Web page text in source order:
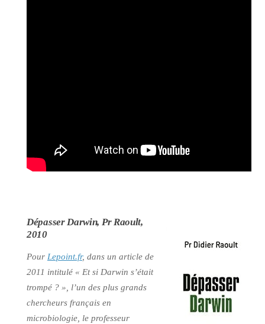
Dépasser Darwin, Pr Raoult,
2010
Pour Lepoint.fr, dans un article de
2011 intitulé « Et si Darwin s’était
trompé ? », l’un des plus grands
chercheurs français en
microbiologie, le professeur